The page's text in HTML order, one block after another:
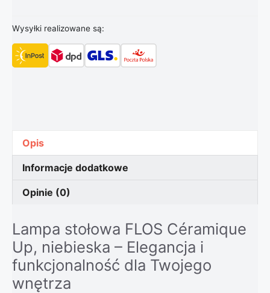
Wysyłki realizowane są:
Opis
Informacje dodatkowe
Opinie (0)
Lampa stołowa FLOS Céramique
Up, niebieska – Elegancja i
funkcjonalność dla Twojego
wnętrza